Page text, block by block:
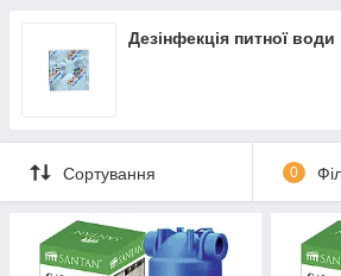
Дезінфекція питної води
Сортування 0